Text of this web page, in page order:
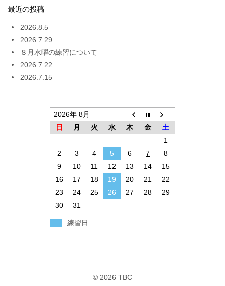
最近の投稿
2026.8.5
2026.7.29
８月水曜の練習について
2026.7.22
2026.7.15
2026年 8月
日
月 火 水 木 金
土
1
2
3 4 5 6 7
8
9
10 11 12 13 14
15
16
17 18 19 20 21
22
23
24 25 26 27 28
29
30
31
練習日
© 2026 TBC